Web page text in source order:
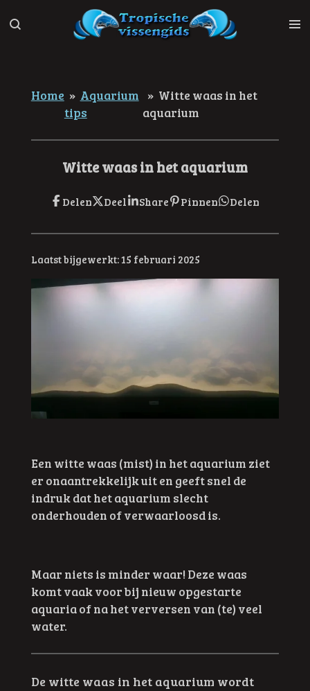
direct
Home » Aquarium
tips
» Witte waas in het
aquarium
Witte waas in het aquarium
Delen Deel Share Pinnen Delen
Laatst bijgewerkt: 15 februari 2025
Een witte waas (mist) in het aquarium ziet
er onaantrekkelijk uit en geeft snel de
indruk dat het aquarium slecht
onderhouden of verwaarloosd is.
Maar niets is minder waar! Deze waas
komt vaak voor bij nieuw opgestarte
aquaria of na het verversen van (te) veel
water.
De witte waas in het aquarium wordt